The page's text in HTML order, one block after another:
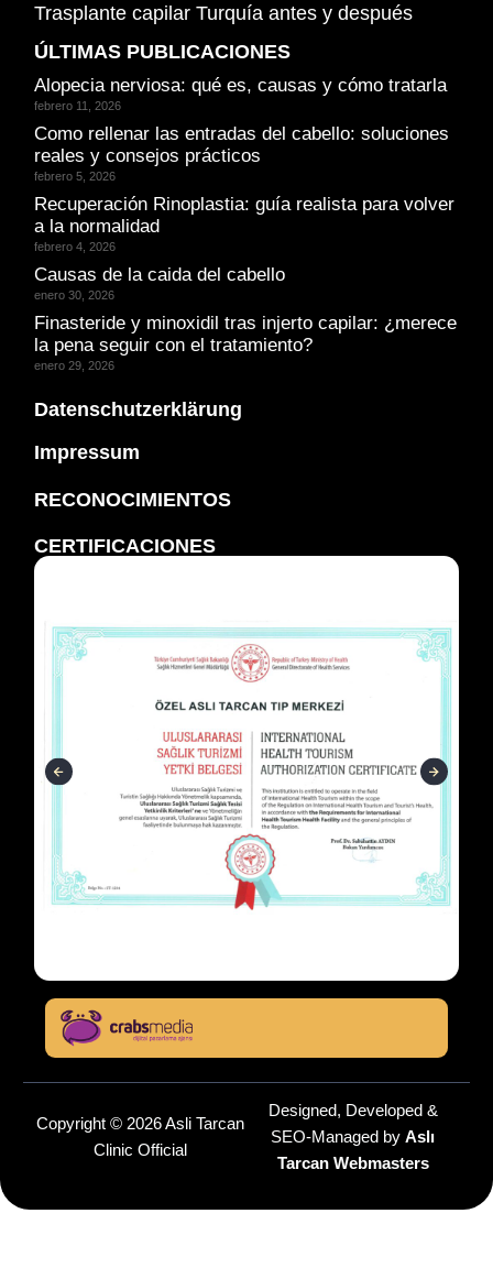
Trasplante capilar Turquía antes y después
ÚLTIMAS PUBLICACIONES
Alopecia nerviosa: qué es, causas y cómo tratarla
febrero 11, 2026
Como rellenar las entradas del cabello: soluciones
reales y consejos prácticos
febrero 5, 2026
Recuperación Rinoplastia: guía realista para volver
a la normalidad
febrero 4, 2026
Causas de la caida del cabello
enero 30, 2026
Finasteride y minoxidil tras injerto capilar: ¿merece
la pena seguir con el tratamiento?
enero 29, 2026
Datenschutzerklärung
Impressum
RECONOCIMIENTOS
CERTIFICACIONES
Copyright © 2026 Asli Tarcan
Clinic Official
Designed, Developed &
SEO-Managed by Aslı
Tarcan Webmasters